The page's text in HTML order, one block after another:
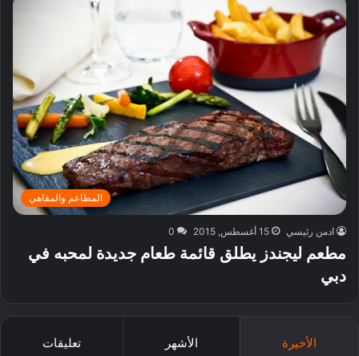
المطاعم والمقاهي
ادمن رئيسي 15 أغسطس, 2015 0
مطعم ليجندز يطلق قائمة طعام جديدة لمحبه في
دبي‎
الأخيرة الأشهر تعليقات